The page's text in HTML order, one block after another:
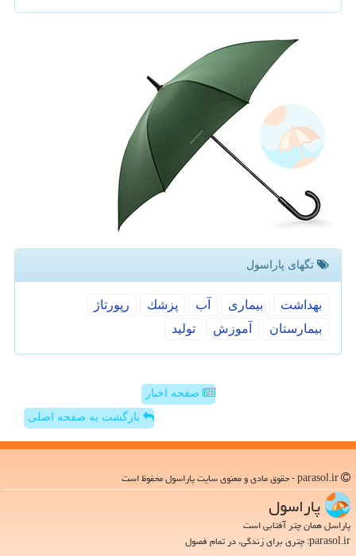
تگهای پاراسول
بهداشت بیماری آب پزشك
رپورتاژ
بیمارستان
آموزش تولید
صفحه اخبار
بازگشت به صفحه اصلی
پاراسول
پاراسل همان چتر آفتابی است
parasol.ir: چتری برای زندگی، در تمام فصول